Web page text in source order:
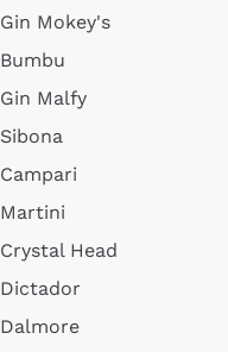
Gin Mokey's
Bumbu
Gin Malfy
Sibona
Campari
Martini
Crystal Head
Dictador
Dalmore